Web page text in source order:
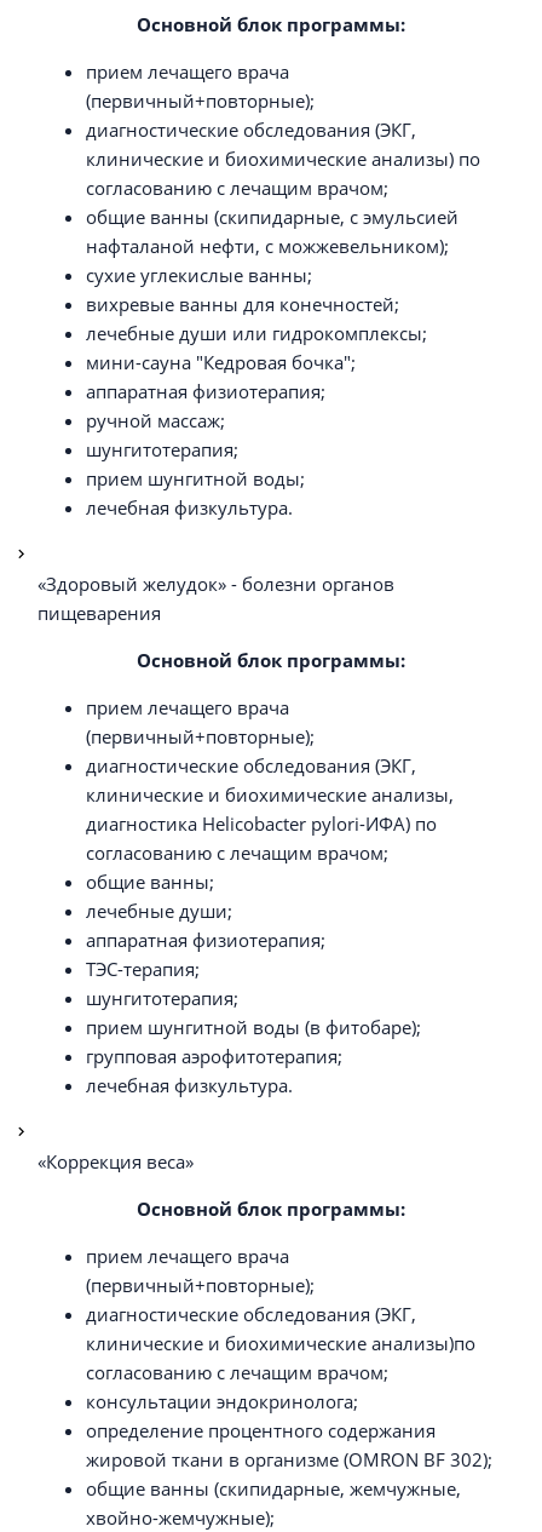
Основной блок программы:
прием лечащего врача
(первичный+повторные);
диагностические обследования (ЭКГ,
клинические и биохимические анализы) по
согласованию с лечащим врачом;
общие ванны (скипидарные, с эмульсией
нафталаной нефти, с можжевельником);
сухие углекислые ванны;
вихревые ванны для конечностей;
лечебные души или гидрокомплексы;
мини-сауна "Кедровая бочка";
аппаратная физиотерапия;
ручной массаж;
шунгитотерапия;
прием шунгитной воды;
лечебная физкультура.
«Здоровый желудок» - болезни органов
пищеварения
Основной блок программы:
прием лечащего врача
(первичный+повторные);
диагностические обследования (ЭКГ,
клинические и биохимические анализы,
диагностика Helicobacter pylori-ИФА) по
согласованию с лечащим врачом;
общие ванны;
лечебные души;
аппаратная физиотерапия;
ТЭС-терапия;
шунгитотерапия;
прием шунгитной воды (в фитобаре);
групповая аэрофитотерапия;
лечебная физкультура.
«Коррекция веса»
Основной блок программы:
прием лечащего врача
(первичный+повторные);
диагностические обследования (ЭКГ,
клинические и биохимические анализы)по
согласованию с лечащим врачом;
консультации эндокринолога;
определение процентного содержания
жировой ткани в организме (OMRON BF 302);
общие ванны (скипидарные, жемчужные,
хвойно-жемчужные);